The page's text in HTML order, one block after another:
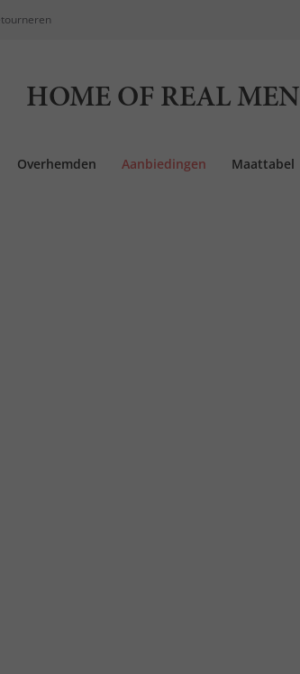
HOME OF REAL MEN
Overhemden Aanbiedingen Maattabel